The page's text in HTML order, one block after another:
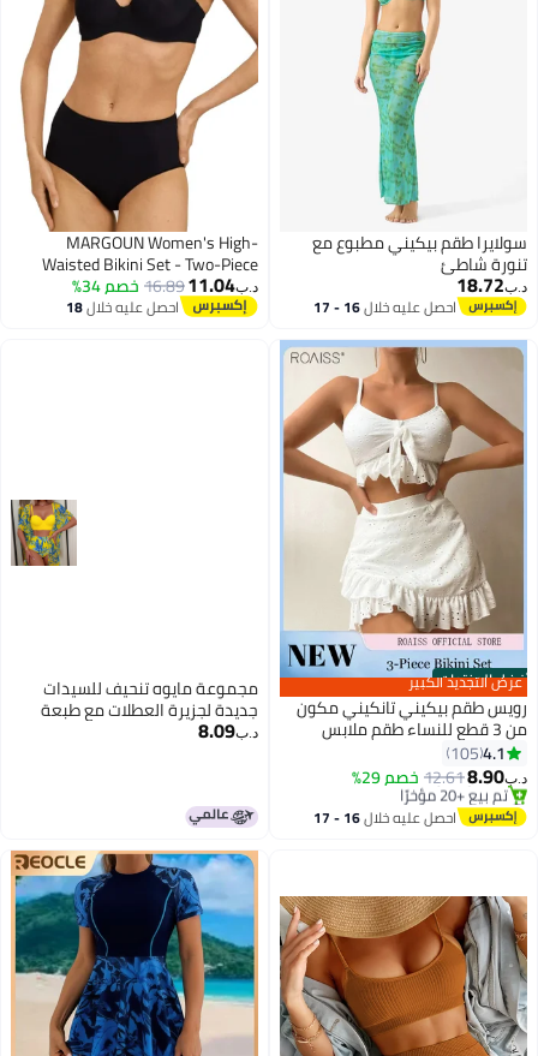
سولايرا طقم بيكيني مطبوع مع
تنورة شاطئ
د.ب‏18.72
احصل عليه خلال 16 - 17
4
MARGOUN Women's High-
Waisted Bikini Set - Two-Piece
Swimsuit for Women Beachwear
VS-8806
د.ب‏11.04
16.89خصم 34%
احصل عليه خلال18
أفضل المنتجات
عرض التجديد الكبير
رويس طقم بيكيني تانكيني مكون
من 3 قطع للنساء طقم ملابس
سباحة للشاطئ مكشكش حمالة
صدر قابلة للتعديل وخصر مرتفع
للسباحة وتنورة مريحة، ملابس
سباحة بيضاء ناعمة قابلة للتنفس
4.1
105
د.ب‏8.90
12.61خصم 29%
#1 في أطقم البيكيني
بتخلّص بسرعة
تم بيع +20 مؤخرًا
احصل عليه خلال 16 - 17
مجموعة مايوه تنحيف للسيدات
جديدة لجزيرة العطلات مع طبعة
أوراق القيقب - ثلاث قطع
د.ب‏8.09